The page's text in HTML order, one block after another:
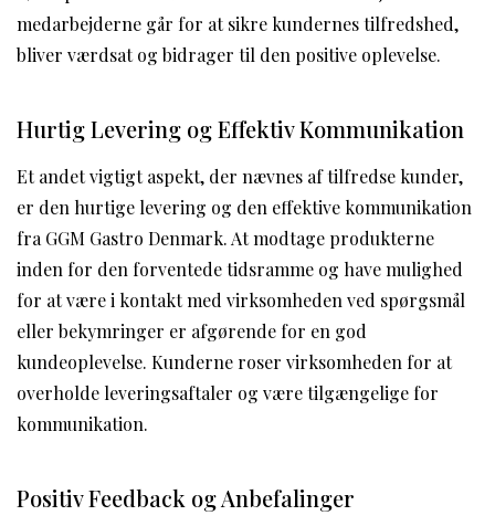
medarbejderne går for at sikre kundernes tilfredshed,
bliver værdsat og bidrager til den positive oplevelse.
Hurtig Levering og Effektiv Kommunikation
Et andet vigtigt aspekt, der nævnes af tilfredse kunder,
er den hurtige levering og den effektive kommunikation
fra GGM Gastro Denmark. At modtage produkterne
inden for den forventede tidsramme og have mulighed
for at være i kontakt med virksomheden ved spørgsmål
eller bekymringer er afgørende for en god
kundeoplevelse. Kunderne roser virksomheden for at
overholde leveringsaftaler og være tilgængelige for
kommunikation.
Positiv Feedback og Anbefalinger